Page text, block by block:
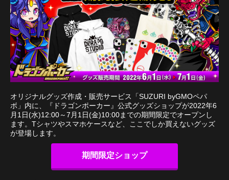
オリジナルグッズ作成・販売サービス「SUZURI byGMOペパ
ボ」内に、『ドラゴンポーカー』公式グッズショップが2022年6
月1日(水)12:00～7月1日(金)10:00までの期間限定でオープンし
ます。Tシャツやスマホケースなど、ここでしか買えないグッズ
が登場します。
期間限定ショップ